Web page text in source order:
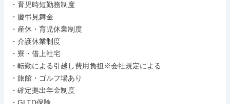
・育児時短勤務制度
・慶弔見舞金
・産休・育児休業制度
・介護休業制度
・寮・借上社宅
・転勤による引越し費用負担※会社規定による
・旅館・ゴルフ場あり
・確定拠出年金制度